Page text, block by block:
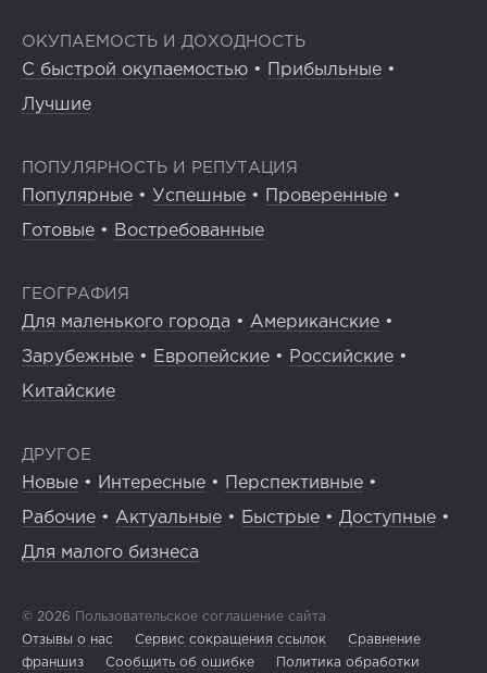
ОКУПАЕМОСТЬ И ДОХОДНОСТЬ
С быстрой окупаемостью • Прибыльные •
Лучшие
ПОПУЛЯРНОСТЬ И РЕПУТАЦИЯ
Популярные • Успешные • Проверенные •
Готовые • Востребованные
ГЕОГРАФИЯ
Для маленького города • Американские •
Зарубежные • Европейские • Российские •
Китайские
ДРУГОЕ
Новые • Интересные • Перспективные •
Рабочие • Актуальные • Быстрые • Доступные •
Для малого бизнеса
© 2026 Пользовательское соглашение сайта
Отзывы о нас
Сервис сокращения ссылок
Сравнение
франшиз
Сообщить об ошибке Политика обработки